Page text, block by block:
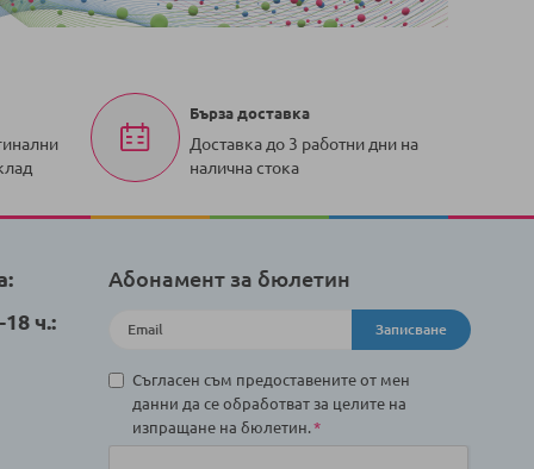
Бърза доставка
Доставка до 3 работни дни на
налична стока
ч.:
Абонамент за бюлетин
Записване
Съгласен съм предоставените от мен
данни да се обработват за целите на
изпращане на бюлетин.